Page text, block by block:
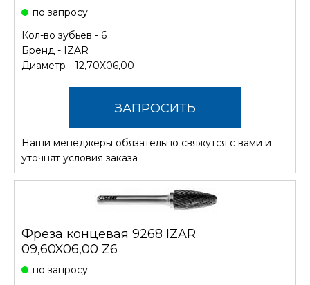
по запросу
Кол-во зубьев - 6
Бренд - IZAR
Диаметр - 12,70X06,00
ЗАПРОСИТЬ
СТОИМОСТЬ
Наши менеджеры обязательно свяжутся с вами и
уточнят условия заказа
Фреза концевая 9268 IZAR
09,60X06,00 Z6
по запросу